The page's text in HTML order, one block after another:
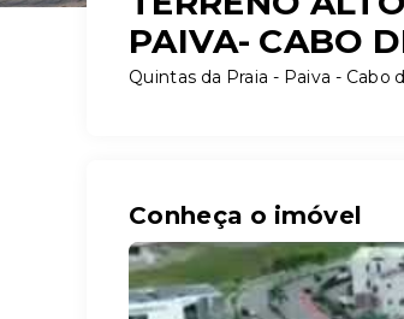
PAIVA- CABO
Quintas da Praia - Paiva - Cabo
Conheça o imóvel